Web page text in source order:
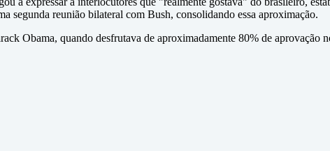
segunda reunião bilateral com Bush, consolidando essa aproximação.
Obama, quando desfrutava de aproximadamente 80% de aprovação